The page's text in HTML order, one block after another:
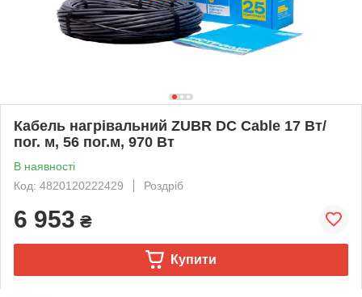
Кабель нагрівальний ZUBR DC Cable 17 Вт/
пог. м, 56 пог.м, 970 Вт
В наявності
Код: 4820120222429
Роздріб
6 953 ₴
Купити